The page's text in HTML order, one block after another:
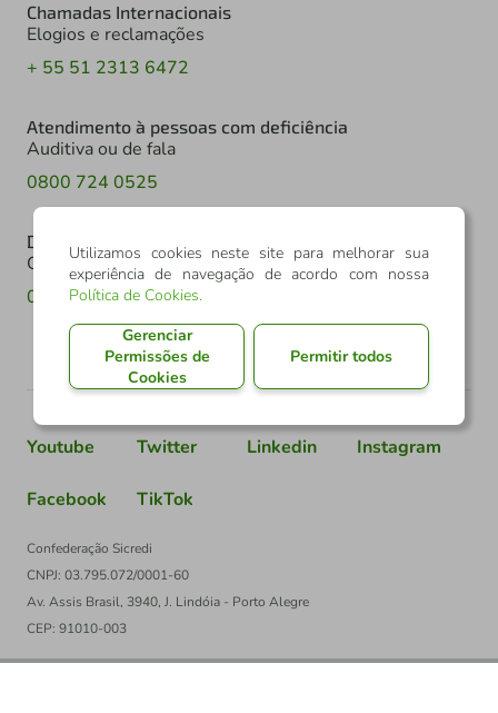
Chamadas Internacionais
Elogios e reclamações
+ 55 51 2313 6472
Atendimento à pessoas com deficiência
Auditiva ou de fala
0800 724 0525
Denúncia
Canal de denúncia
0800 602 6918
Youtube Twitter Linkedin Instagram
Facebook TikTok
Confederação Sicredi
CNPJ: 03.795.072/0001-60
Av. Assis Brasil, 3940, J. Lindóia - Porto Alegre
CEP: 91010-003
Utilizamos cookies neste site para melhorar sua
experiência de navegação de acordo com nossa
Política de Cookies.
Gerenciar
Permissões de
Cookies
Permitir todos